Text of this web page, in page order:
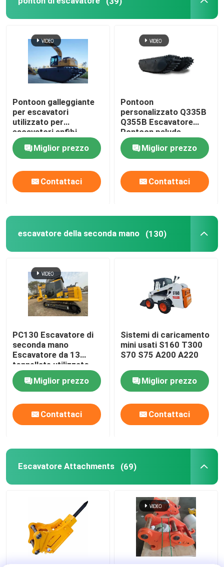
Pontoon galleggiante
per escavatori
utilizzato per
escavatori anfibi
Miglior prezzo
Contattaci
Pontoon
personalizzato Q335B
Q355B Escavatore
Pontoon palude
galleggiante Pontoon
anfibio per SANY
SY135C
Miglior prezzo
Contattaci
escavatore della seconda mano (130)
PC130 Escavatore di
seconda mano
Escavatore da 13
tonnellate utilizzato
per lavori di
costruzione
Miglior prezzo
Contattaci
Sistemi di caricamento
mini usati S160 T300
S70 S75 A200 A220
Miglior prezzo
Contattaci
Escavatore Attachments (69)